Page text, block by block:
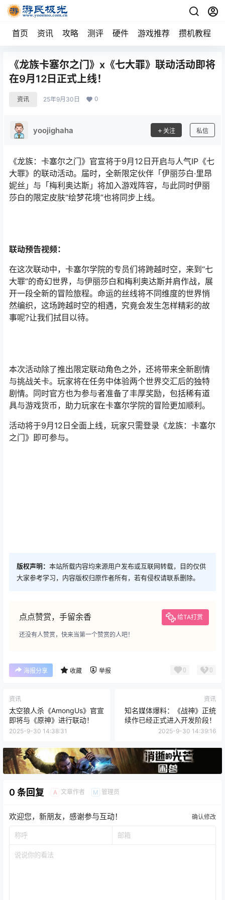
首页 资讯 攻略 测评 硬件 游戏推荐 攒机教程
《龙族卡塞尔之门》x《七大罪》联动活动即将
在9月12日正式上线！
资讯 25年9月30日 0
yoojighaha 关注 私信
《龙族：卡塞尔之门》官宣将于9月12日开启与人气IP《七
大罪》的联动活动。届时，全新限定伙伴「伊丽莎白·里昂
妮丝」与「梅利奥达斯」将加入游戏阵容，与此同时伊丽
莎白的限定皮肤“绘梦花境”也将同步上线。
联动预告视频：
在这次联动中，卡塞尔学院的专员们将跨越时空，来到“七
大罪”的奇幻世界，与伊丽莎白和梅利奥达斯并肩作战，展
开一段全新的冒险旅程。命运的丝线将不同维度的世界悄
然编织，这场跨越时空的相遇，究竟会发生怎样精彩的故
事呢?让我们拭目以待。
本次活动除了推出限定联动角色之外，还将带来全新剧情
与挑战关卡。玩家将在任务中体验两个世界交汇后的独特
剧情。同时官方也为参与者准备了丰厚奖励，包括稀有道
具与游戏货币，助力玩家在卡塞尔学院的冒险更加顺利。
活动将于9月12日全面上线，玩家只需登录《龙族：卡塞尔
之门》即可参与。
版权声明： 本站所载内容均来源用户发布或互联网转载，目的仅供
大家参考学习，内容版权归原作者所有，若有侵权请联系删除。
点点赞赏，手留余香 给TA打赏
还没有人赞赏，快来当第一个赞赏的人吧！
海报分享 收藏 举报 0 0
资讯
太空狼人杀《AmongUs》官宣
即将与《原神》进行联动！
2025-9-30 14:38:31
资讯
知名媒体爆料：《战神》正统
续作已经正式进入开发阶段！
2025-9-30 14:39:16
0 条回复 A 文章作者 M 管理员
欢迎您，新朋友，感谢参与互动！ 确认修改